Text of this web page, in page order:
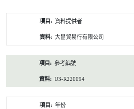
資料提供者
大昌貿易行有限公司
參考編號
U3-R220094
年份